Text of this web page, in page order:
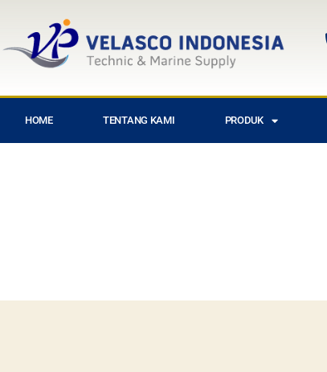
HOME TENTANG KAMI PRODUK